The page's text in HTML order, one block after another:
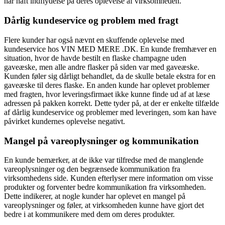
Dårlig kundeservice og problem med fragt
Flere kunder har også nævnt en skuffende oplevelse med
kundeservice hos VIN MED MERE .DK. En kunde fremhæver en
situation, hvor de havde bestilt en flaske champagne uden
gaveæske, men alle andre flasker på siden var med gaveæske.
Kunden føler sig dårligt behandlet, da de skulle betale ekstra for en
gaveæske til deres flaske. En anden kunde har oplevet problemer
med fragten, hvor leveringsfirmaet ikke kunne finde ud af at læse
adressen på pakken korrekt. Dette tyder på, at der er enkelte tilfælde
af dårlig kundeservice og problemer med leveringen, som kan have
påvirket kundernes oplevelse negativt.
Mangel på vareoplysninger og kommunikation
En kunde bemærker, at de ikke var tilfredse med de manglende
vareoplysninger og den begrænsede kommunikation fra
virksomhedens side. Kunden efterlyser mere information om visse
produkter og forventer bedre kommunikation fra virksomheden.
Dette indikerer, at nogle kunder har oplevet en mangel på
vareoplysninger og føler, at virksomheden kunne have gjort det
bedre i at kommunikere med dem om deres produkter.